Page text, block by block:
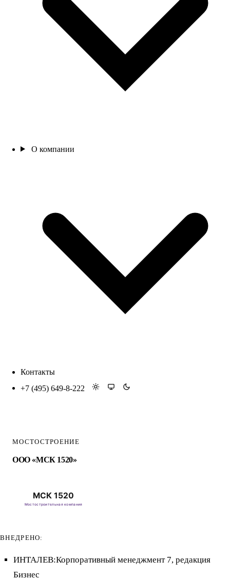
О компании
Контакты
+7 (495) 649-8-222
МОСТОСТРОЕНИЕ
ООО «МСК 1520»
ВНЕДРЕНО:
ИНТАЛЕВ:Корпоративный менеджмент 7, редакция
Бизнес